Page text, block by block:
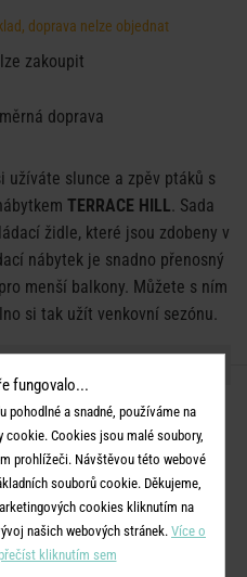
doprava nelze objednat
zakoupit
doprava
užíváte slunce a zpěv ptáků s
TERRACE HILL. Sada
židle, které jsou zdobeny v
nábytek je snadno přenosný
menší balkony. Můžete s ním
si tak užít venkovní sezónu.
91 cm, stůl: průměr 70 x V 71
a práškově lakované
odolný vůči zimě a
by jim být vystaven neustále.
pečujícím lakem ve spreji.
fungovalo...
pohodlné a snadné, používáme na
cookie. Cookies jsou malé soubory,
prohlížeči. Návštěvou této webové
souborů cookie. Děkujeme,
cookies kliknutím na
našich webových stránek. Více o
kliknutím sem